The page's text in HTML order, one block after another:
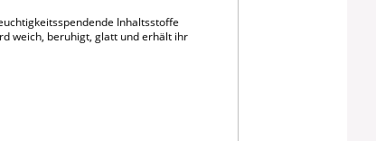
Inhaltsstoffe
weich, beruhigt, glatt und erhält ihr